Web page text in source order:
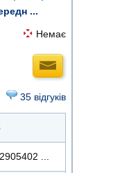
...
Немає
35 відгуків
...